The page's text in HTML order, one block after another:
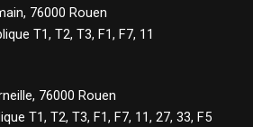
76000 Rouen
T1, T2, T3, F1, F7, 11
76000 Rouen
T1, T2, T3, F1, F7, 11, 27, 33, F5